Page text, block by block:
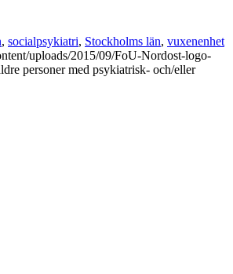
, socialpsykiatri, Stockholms län, vuxenenhet
uploads/2015/09/FoU-Nordost-logo-
personer med psykiatrisk- och/eller